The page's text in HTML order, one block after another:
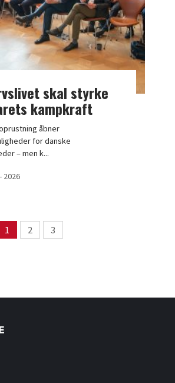
skal styrke
kampkraft
åbner
for danske
– men k...
2026
Page
1 Page
2 Page
3